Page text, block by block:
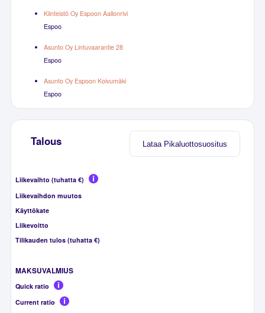
Kiinteistö Oy Espoon Aallonrivi
Espoo
Asunto Oy Lintuvaarantie 28
Espoo
Asunto Oy Espoon Koivumäki
Espoo
Lataa Pikaluottosuositus
Talous
Liikevaihto (tuhatta €)
Liikevaihdon muutos
Käyttökate
Liikevoitto
Tilikauden tulos (tuhatta €)
MAKSUVALMIUS
Quick ratio
Current ratio